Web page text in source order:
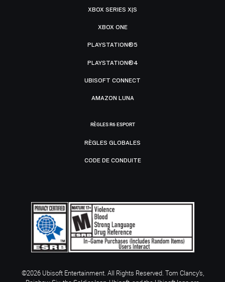
XBOX SERIES X|S
XBOX ONE
PLAYSTATION®5
PLAYSTATION®4
UBISOFT CONNECT
AMAZON LUNA
RÈGLES R6 ESPORT
RÈGLES GLOBALES
CODE DE CONDUITE
©2026 Ubisoft Entertainment. All Rights Reserved. Tom Clancy’s,